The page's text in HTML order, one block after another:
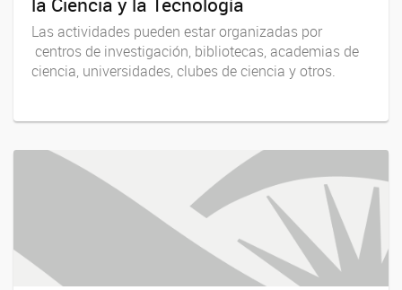
Las actividades pueden estar organizadas por
centros de investigación, bibliotecas, academias de
ciencia, universidades, clubes de ciencia y otros.